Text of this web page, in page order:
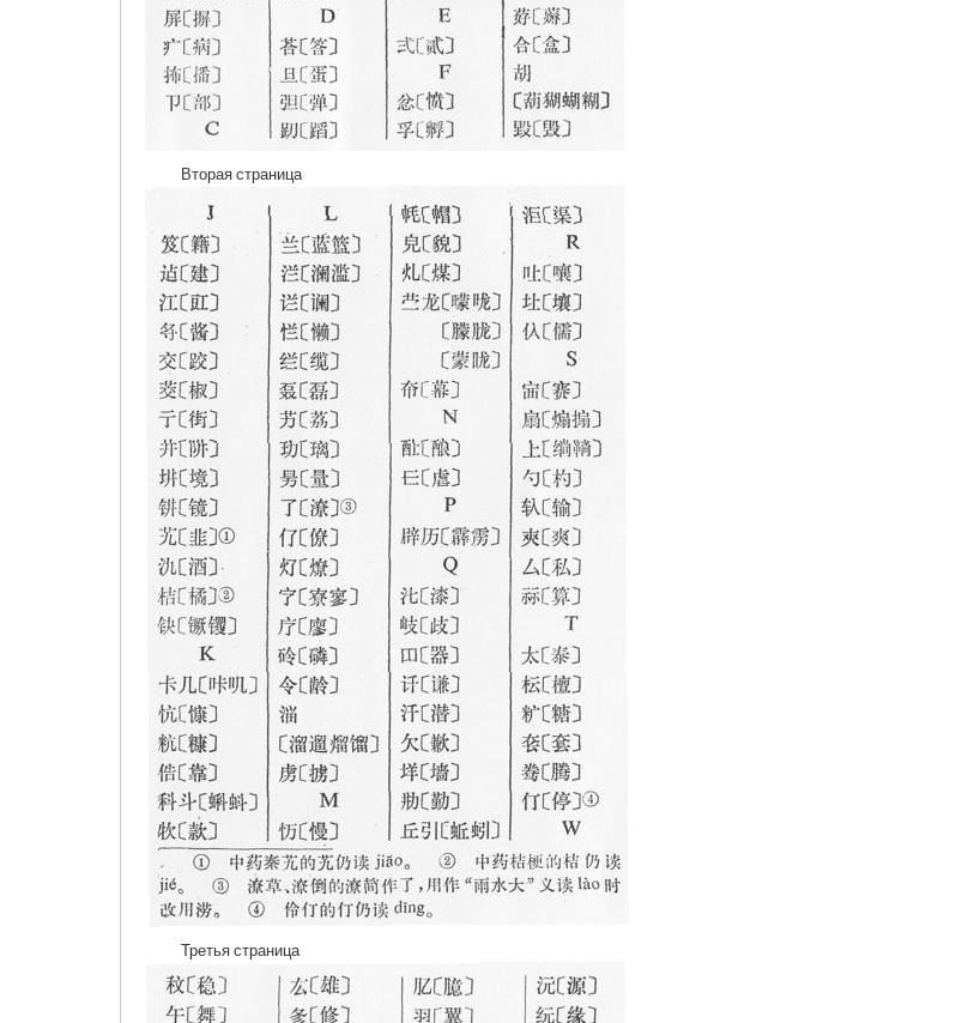
Вторая страница
Третья страница